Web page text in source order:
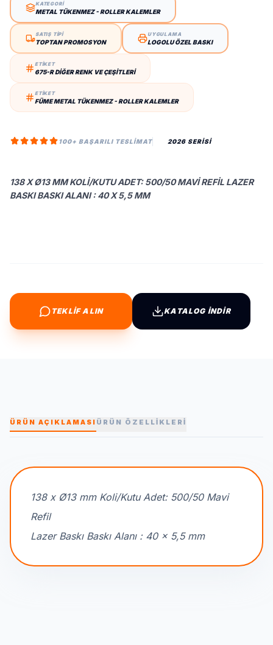
KATEGORİ
METAL TÜKENMEZ - ROLLER KALEMLER
SATIŞ TİPİ
TOPTAN PROMOSYON
UYGULAMA
LOGOLU ÖZEL BASKI
ETİKET
675-R DIĞER RENK VE ÇEŞITLERI
ETİKET
FÜME METAL TÜKENMEZ - ROLLER KALEMLER
100+ BAŞARILI TESLIMAT 2026 SERİSİ
138 X Ø13 MM KOLI/KUTU ADET: 500/50 MAVI REFIL LAZER
BASKI BASKI ALANI : 40 X 5,5 MM
TEKLİF ALIN KATALOG İNDİR
ÜRÜN AÇIKLAMASI ÜRÜN ÖZELLİKLERİ
138 x Ø13 mm Koli/Kutu Adet: 500/50 Mavi
Refil
Lazer Baskı Baskı Alanı : 40 x 5,5 mm